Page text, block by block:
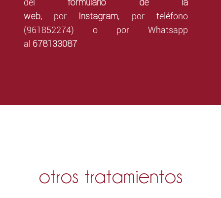
del
web, por Instagram, por teléfono
(961852274) o por Whatsapp
al 678133087
otros tratamientos